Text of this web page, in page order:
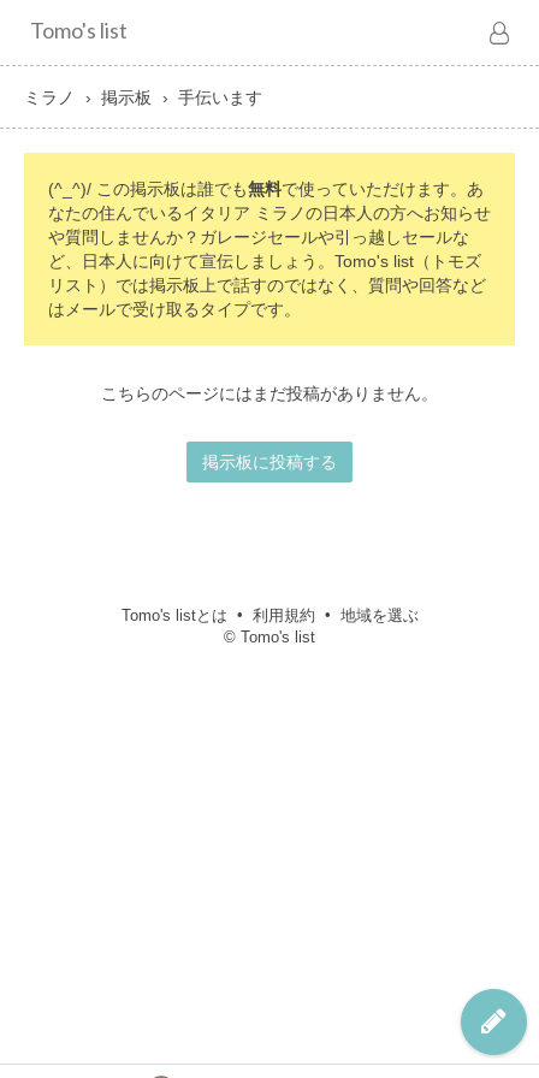
Tomo's list
ミラノ 掲示板 手伝います
(^_^)/ この掲示板は誰でも無料で使っていただけます。あ
なたの住んでいるイタリア ミラノの日本人の方へお知らせ
や質問しませんか？ガレージセールや引っ越しセールな
ど、日本人に向けて宣伝しましょう。Tomo's list（トモズ
リスト）では掲示板上で話すのではなく、質問や回答など
はメールで受け取るタイプです。
こちらのページにはまだ投稿がありません。
掲示板に投稿する
Tomo's listとは 利用規約
地域を選ぶ
© Tomo's list